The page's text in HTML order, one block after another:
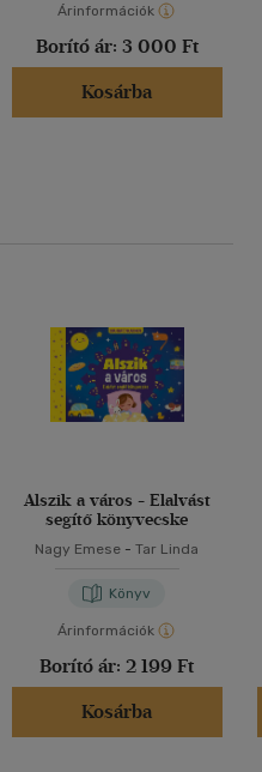
Árinformációk
Borító ár: 3 000 Ft
Kosárba
Alszik a város - Elalvást
segítő könyvecske
Nagy Emese - Tar Linda
Könyv
Árinformációk
Borító ár: 2 199 Ft
Kosárba